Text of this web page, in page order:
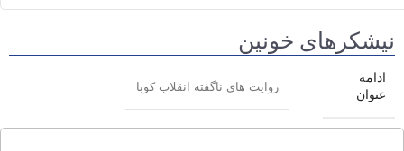
نیشکرهای خونین
ادامه
عنوان
روایت های ناگفته انقلاب کوبا